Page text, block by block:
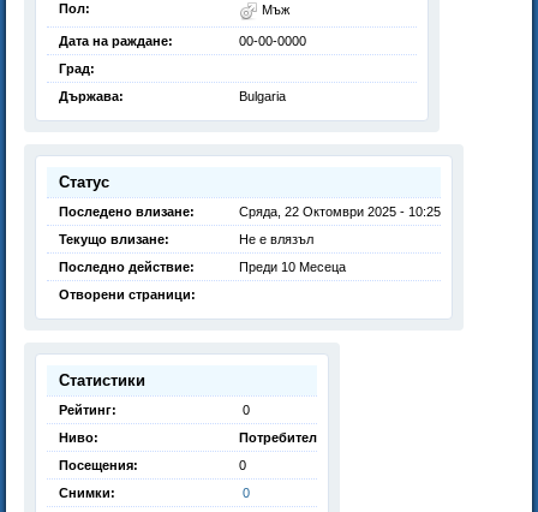
Пол:
Мъж
Дата на раждане:
00-00-0000
Град:
Държава:
Bulgaria
Статус
Последено влизане:
Сряда, 22 Октомври 2025 - 10:25
Текущо влизане:
Не е влязъл
Последно действие:
Преди 10 Месеца
Отворени страници:
Статистики
Рейтинг:
0
Ниво:
Потребител
Посещения:
0
Снимки:
0